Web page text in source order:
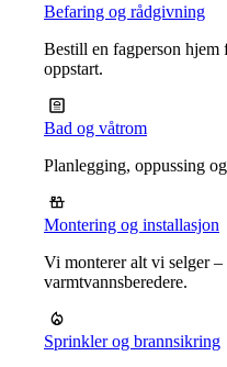
Befaring og rådgivning
Bestill en fagperson
oppstart.
Bad og våtrom
Planlegging, oppussing
Montering og installasjon
Vi monterer alt vi selger
varmtvannsberedere.
Sprinkler og brannsikring